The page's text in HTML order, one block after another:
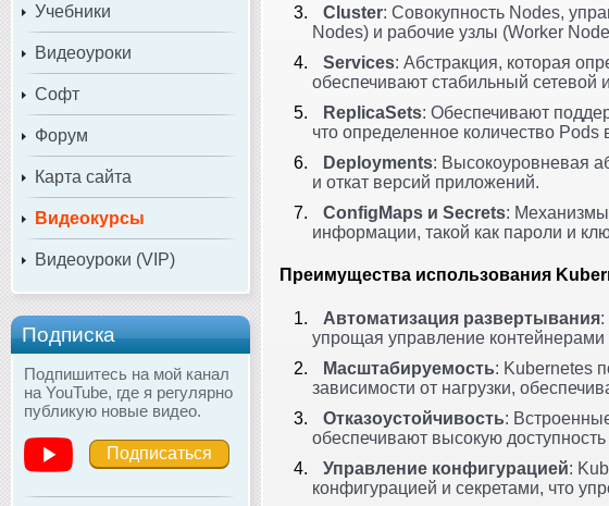
Учебники
Видеоуроки
Софт
Форум
Карта сайта
Видеокурсы
Видеоуроки (VIP)
Подписка
Подпишитесь на мой канал
на YouTube, где я регулярно
публикую новые видео.
Подписаться
Cluster: Совокупность Nodes,
Nodes) и рабочие узлы (Worker
Services: Абстракция, которая
обеспечивают стабильный сетевой
ReplicaSets: Обеспечивают
что определенное количество Pods
Deployments: Высокоуровневая
и откат версий приложений.
ConfigMaps и Secrets: Механизмы
информации, такой как пароли и
Преимущества использования
Автоматизация развертывания:
упрощая управление контейнерами
Масштабируемость: Kubernetes
зависимости от нагрузки,
Отказоустойчивость:
обеспечивают высокую
Управление конфигурацией:
конфигурацией и секретами, что